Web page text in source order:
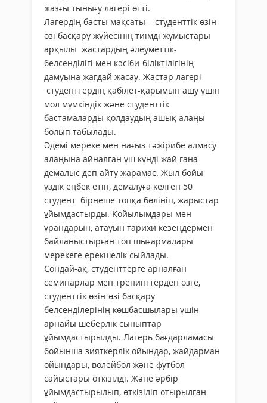
жазғы тынығу лагері өтті.
Лагердің басты мақсаты – студенттік өзін-
өзі басқару жүйесінің тиімді жұмыстары
арқылы жастардың әлеуметтік-
белсенділігі мен кәсіби-біліктілігінің
дамуына жағдай жасау. Жастар лагері
студенттердің қабілет-қарымын ашу үшін
мол мүмкіндік және студенттік
бастамаларды қолдаудың ашық алаңы
болып табылады.
Әдемі мереке мен нағыз тәжірибе алмасу
алаңына айналған үш күнді жай ғана
демалыс деп айту жарамас. Жыл бойы
үздік еңбек етіп, демалуға келген 50
студент бірнеше топқа бөлініп, жарыстар
ұйымдастырды. Қойылымдары мен
ұрандарын, атауын тарихи кезеңдермен
байланыстырған топ шығармалары
мерекеге ерекшелік сыйлады.
Сондай-ақ, студенттерге арналған
семинарлар мен тренингтерден өзге,
студенттік өзін-өзі басқару
белсенділерінің көшбасшылары үшін
арнайы шеберлік сыныптар
ұйымдастырылды. Лагерь бағдарламасы
бойынша зияткерлік ойындар, жайдарман
ойындары, волейбол және футбол
сайыстары өткізілді. Және әрбір
ұйымдастырылып, өткізіліп отырылған